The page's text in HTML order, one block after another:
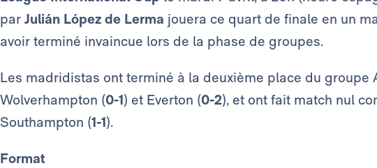
par Julián López de Lerma jouera ce quart de finale en un
avoir terminé invaincue lors de la phase de groupes.
Les madridistas ont terminé à la deuxième place du groupe
Wolverhampton (0-1) et Everton (0-2), et ont fait match nul
Southampton (1-1).
Format